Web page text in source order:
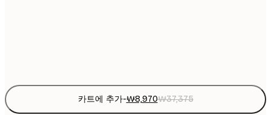
카트에 추가-₩8,970₩37,375